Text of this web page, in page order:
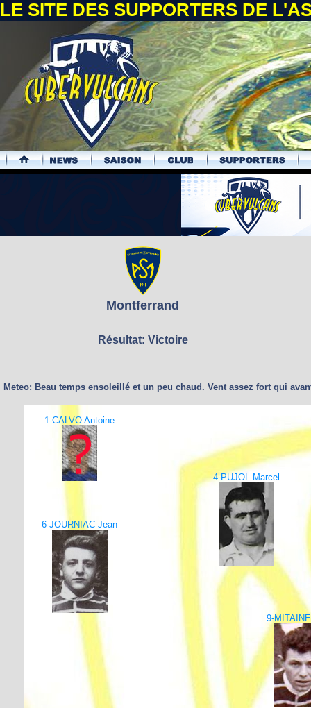
LE SITE DES SUPPORTERS DE
.
Montferrand
Résultat: Victoire
Meteo: Beau temps ensoleillé et un peu chaud. Vent assez fort qui
1-CALVO Antoine
4-PUJOL Marcel
6-JOURNIAC Jean
9-